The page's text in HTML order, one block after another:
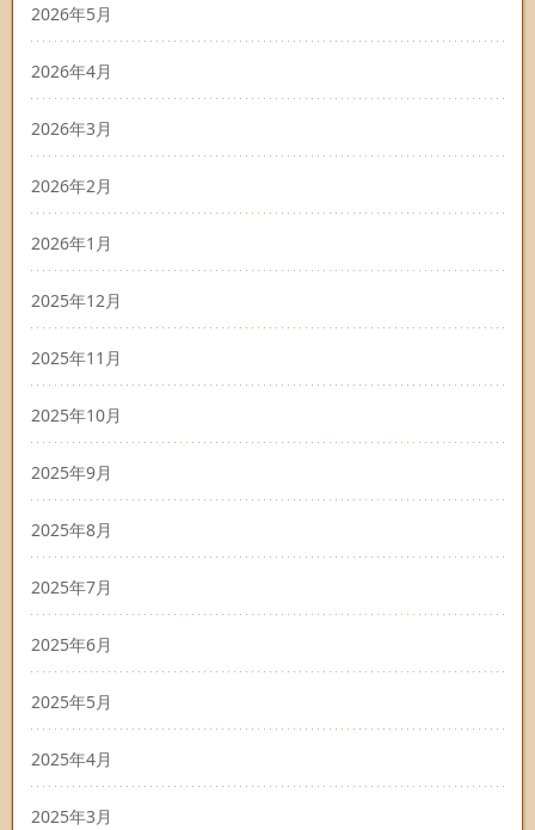
2026年5月
2026年4月
2026年3月
2026年2月
2026年1月
2025年12月
2025年11月
2025年10月
2025年9月
2025年8月
2025年7月
2025年6月
2025年5月
2025年4月
2025年3月